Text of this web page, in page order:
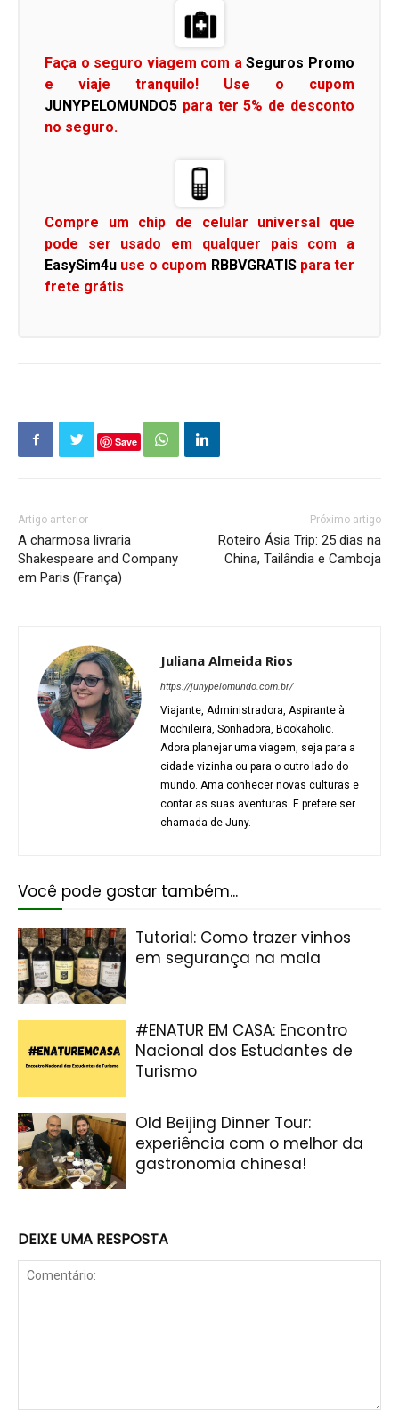
Faça o seguro viagem com aSeguros Promo
e viaje tranquilo! Use o cupom
JUNYPELOMUNDO5 para ter 5% de desconto
no seguro.
Compre um chip de celular universal que
pode ser usado em qualquer pais com a
EasySim4u use o cupom RBBVGRATIS para ter
frete grátis
Save
Artigo anterior
A charmosa livraria
Shakespeare and Company
em Paris (França)
Próximo artigo
Roteiro Ásia Trip: 25 dias na
China, Tailândia e Camboja
Juliana Almeida Rios
https://junypelomundo.com.br/
Viajante, Administradora, Aspirante à
Mochileira, Sonhadora, Bookaholic.
Adora planejar uma viagem, seja para a
cidade vizinha ou para o outro lado do
mundo. Ama conhecer novas culturas e
contar as suas aventuras. E prefere ser
chamada de Juny.
Você pode gostar também...
Tutorial: Como trazer vinhos
em segurança na mala
#ENATUR EM CASA: Encontro
Nacional dos Estudantes de
Turismo
Old Beijing Dinner Tour:
experiência com o melhor da
gastronomia chinesa!
DEIXE UMA RESPOSTA